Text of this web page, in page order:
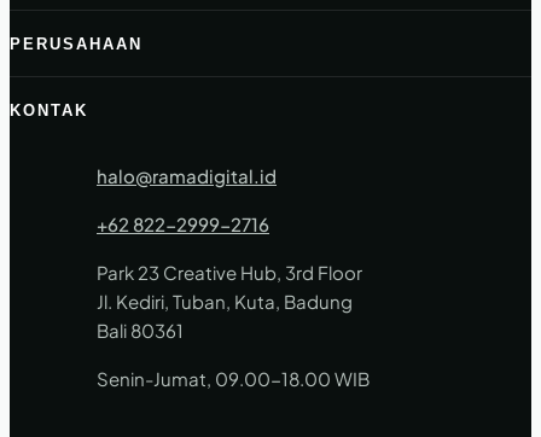
PERUSAHAAN
KONTAK
halo@ramadigital.id
+62 822-2999-2716
Park 23 Creative Hub, 3rd Floor
Jl. Kediri, Tuban, Kuta, Badung
Bali 80361
Senin-Jumat, 09.00-18.00 WIB